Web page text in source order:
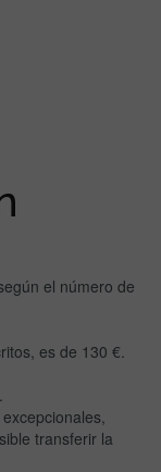
el número de
es de 130 €.
transferir la